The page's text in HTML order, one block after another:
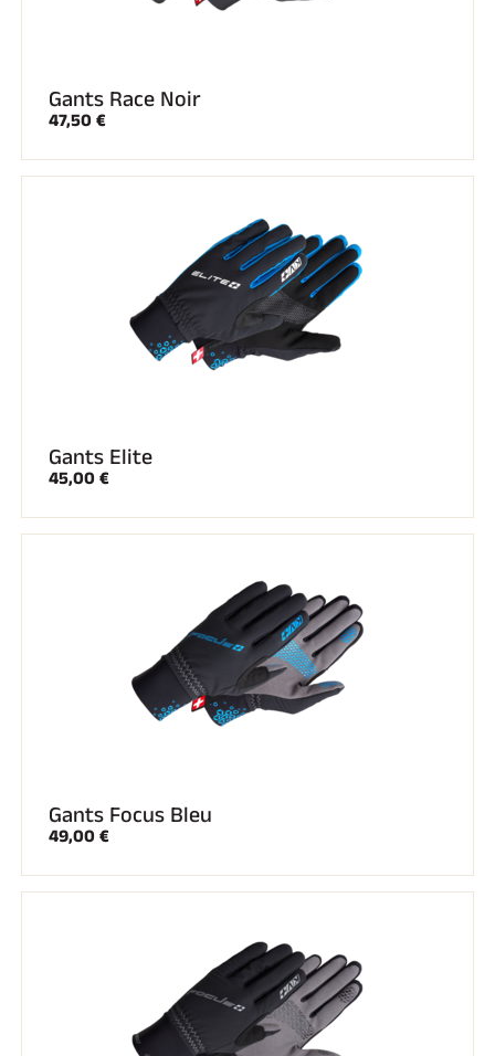
Gants Race Noir
47,50 €
Gants Elite
45,00 €
Gants Focus Bleu
49,00 €